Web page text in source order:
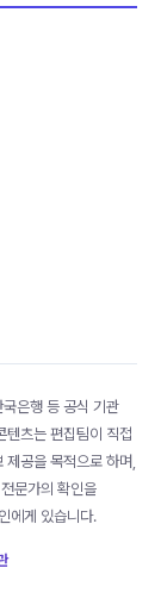
국은행 등 공식 기관
텐츠는 편집팀이 직접
공을 목적으로 하며,
문가의 확인을
에게 있습니다.